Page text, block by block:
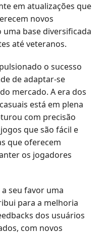
em atualizações que
novos
base diversificada
até veteranos.
o sucesso
de adaptar-se
mercado. A era dos
está em plena
com precisão
que são fácil e
que oferecem
os jogadores
seu favor uma
para a melhoria
dos usuários
com novos